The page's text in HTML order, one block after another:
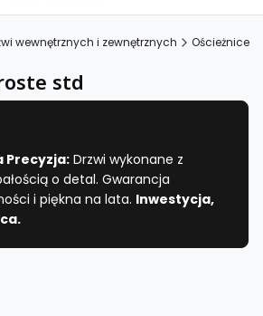
wewnętrznych i zewnętrznych Ościeżnice
std
Precyzja:Drzwi wykonane z
o detal. Gwarancja
i piękna na lata. Inwestycja,